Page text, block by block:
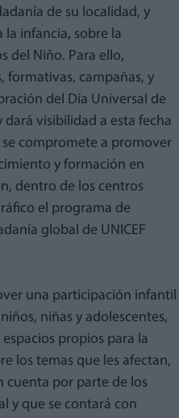
de su localidad, y
la infancia, sobre la
del Niño. Para ello,
formativas, campañas, y
del Día Universal de
visibilidad a esta fecha
compromete a promover
y formación en
dentro de los centros
el programa de
global de UNICEF
una participación infantil
niñas y adolescentes,
propios para la
los temas que les afectan,
cuenta por parte de los
y que se contará con